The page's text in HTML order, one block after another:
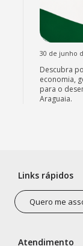
30 de junho
Descubra
economia,
para o
Araguaia.
Links rápidos
Quero me
Atendimento